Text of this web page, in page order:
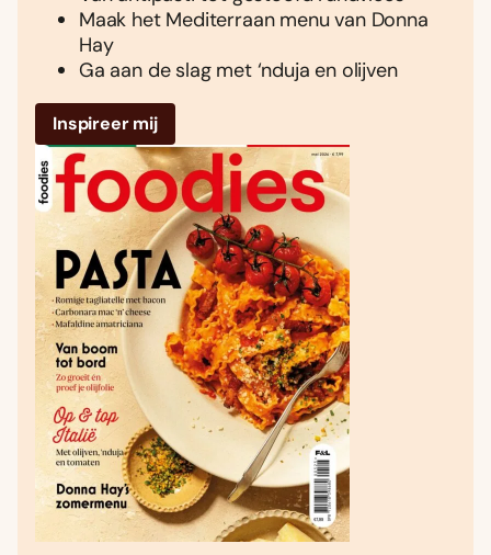
Maak het Mediterraan menu van Donna
Hay
Ga aan de slag met ‘nduja en olijven
Inspireer mij